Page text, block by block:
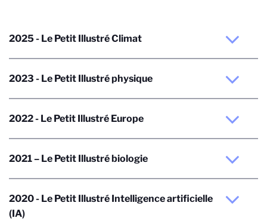
2025 - Le Petit Illustré Climat
2023 - Le Petit Illustré physique
2022 - Le Petit Illustré Europe
2021 – Le Petit Illustré biologie
2020 - Le Petit Illustré Intelligence artificielle
(IA)